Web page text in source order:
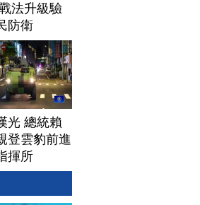
法升級驗
防衛
光 總統賴
登雲豹前進
揮所